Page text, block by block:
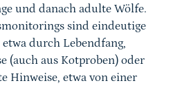
und danach adulte Wölfe.
sind eindeutige
durch Lebendfang,
(auch aus Kotproben) oder
Hinweise, etwa von einer